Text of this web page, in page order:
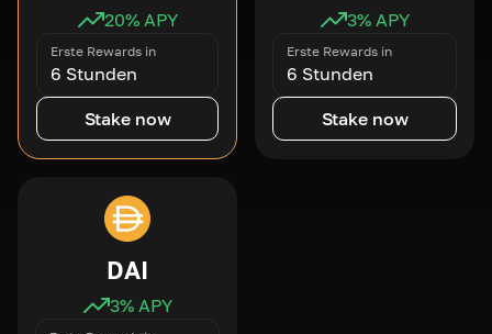
20% APY
Erste Rewards in
6 Stunden
Stake now
3% APY
Erste Rewards in
6 Stunden
Stake now
DAI
3% APY